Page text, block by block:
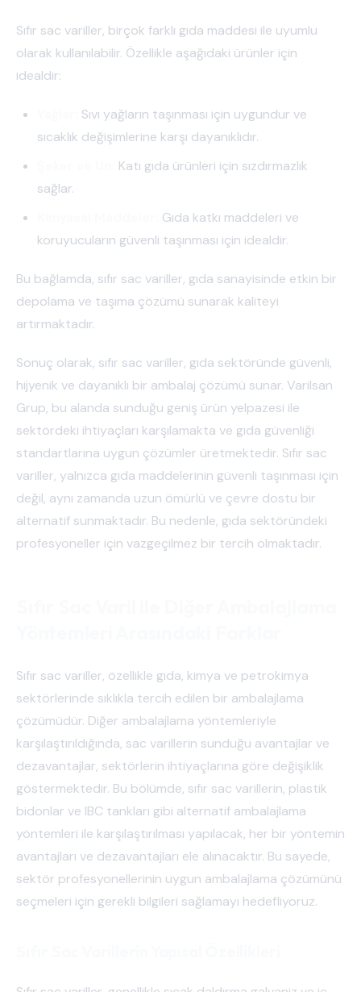
Sıfır sac variller, birçok farklı gıda maddesi ile uyumlu
olarak kullanılabilir. Özellikle aşağıdaki ürünler için
idealdir:
Sıvı yağların taşınması için uygundur ve
sıcaklık değişimlerine karşı dayanıklıdır.
Katı gıda ürünleri için sızdırmazlık
sağlar.
Gıda katkı maddeleri ve
koruyucuların güvenli taşınması için idealdir.
Bu bağlamda, sıfır sac variller, gıda sanayisinde etkin bir
depolama ve taşıma çözümü sunarak kaliteyi
artırmaktadır.
Sonuç olarak, sıfır sac variller, gıda sektöründe güvenli,
hijyenik ve dayanıklı bir ambalaj çözümü sunar. Varilsan
Grup, bu alanda sunduğu geniş ürün yelpazesi ile
sektördeki ihtiyaçları karşılamakta ve gıda güvenliği
standartlarına uygun çözümler üretmektedir. Sıfır sac
variller, yalnızca gıda maddelerinin güvenli taşınması için
değil, aynı zamanda uzun ömürlü ve çevre dostu bir
alternatif sunmaktadır. Bu nedenle, gıda sektöründeki
profesyoneller için vazgeçilmez bir tercih olmaktadır.
Sıfır sac variller, özellikle gıda, kimya ve petrokimya
sektörlerinde sıklıkla tercih edilen bir ambalajlama
çözümüdür. Diğer ambalajlama yöntemleriyle
karşılaştırıldığında, sac varillerin sunduğu avantajlar ve
dezavantajlar, sektörlerin ihtiyaçlarına göre değişiklik
göstermektedir. Bu bölümde, sıfır sac varillerin, plastik
bidonlar ve IBC tankları gibi alternatif ambalajlama
yöntemleri ile karşılaştırılması yapılacak, her bir yöntemin
avantajları ve dezavantajları ele alınacaktır. Bu sayede,
sektör profesyonellerinin uygun ambalajlama çözümünü
seçmeleri için gerekli bilgileri sağlamayı hedefliyoruz.